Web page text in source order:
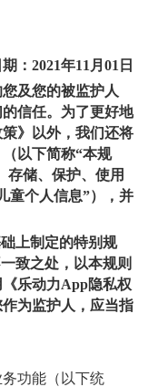
： 2021年11月01日
及您的被监护人
的信任。为了更好地
》以外，我们还将
以下简称“本规
存储、保护、使用
童个人信息”），并
上制定的特别规
致之处，以本规则
乐动力App隐私权
为监护人，应当指
功能（以下统